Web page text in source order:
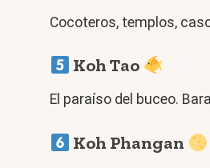
Cocoteros, templos,
Koh Tao
El paraíso del buceo.
Koh Phangan